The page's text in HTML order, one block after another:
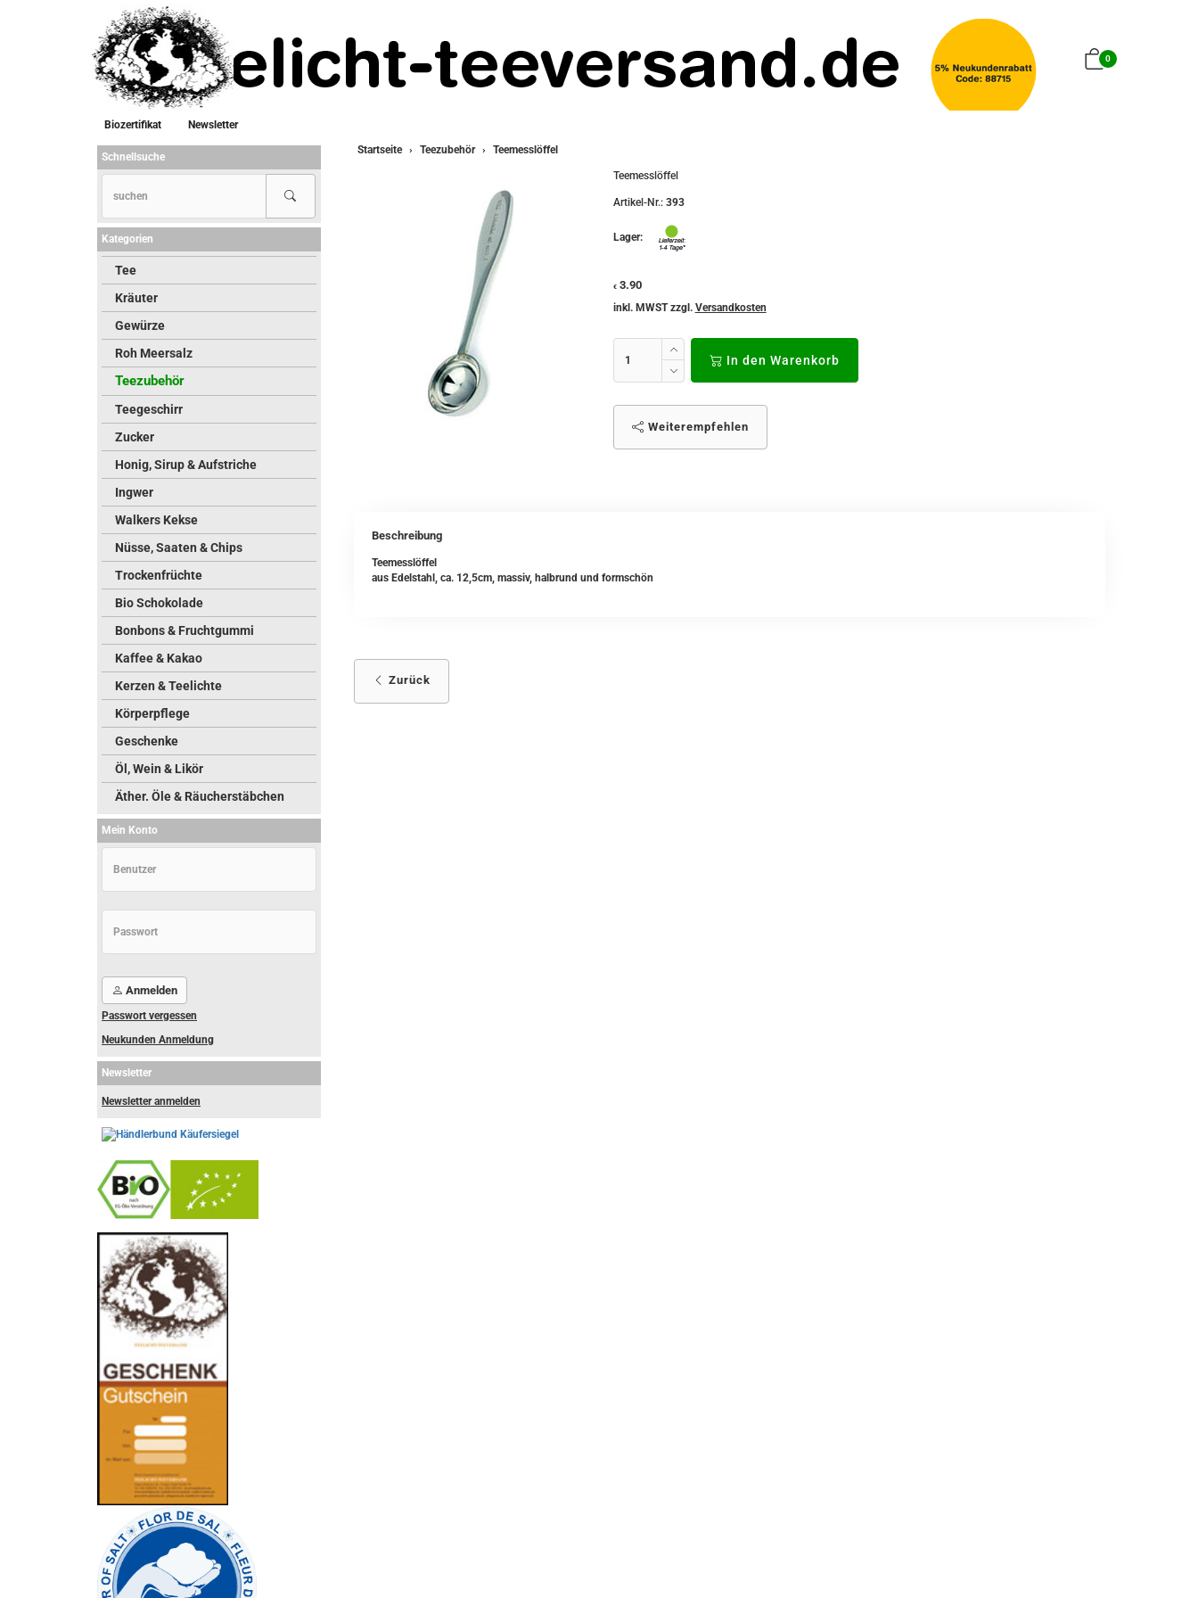
0
Biozertifikat
Newsletter
Startseite
Teezubehör Teemesslöffel
Teemesslöffel
Artikel-Nr.: 393
Lager:
€ 3.90
inkl. MWST zzgl. Versandkosten
In den Warenkorb
Weiterempfehlen
Beschreibung
Teemesslöffel
aus Edelstahl, ca. 12,5cm, massiv, halbrund und formschön
Zurück
Schnellsuche
Kategorien
Tee
Kräuter
Gewürze
Roh Meersalz
Teezubehör
Teegeschirr
Zucker
Honig, Sirup & Aufstriche
Ingwer
Walkers Kekse
Nüsse, Saaten & Chips
Trockenfrüchte
Bio Schokolade
Bonbons & Fruchtgummi
Kaffee & Kakao
Kerzen & Teelichte
Körperpflege
Geschenke
Öl, Wein & Likör
Äther. Öle & Räucherstäbchen
Mein Konto
Anmelden
Passwort vergessen
Neukunden Anmeldung
Newsletter
Newsletter anmelden